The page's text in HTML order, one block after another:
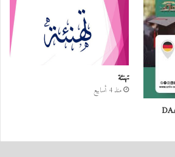
تهنئة
منذ 4 أسابيع